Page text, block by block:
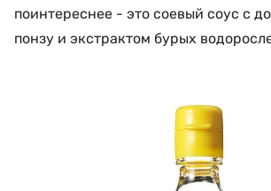
поинтереснее - это соевый соус с
понзу и экстрактом бурых